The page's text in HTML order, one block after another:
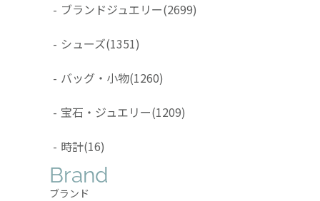
- ブランドジュエリー(2699)
- シューズ(1351)
- バッグ・小物(1260)
- 宝石・ジュエリー(1209)
- 時計(16)
Brand
ブランド